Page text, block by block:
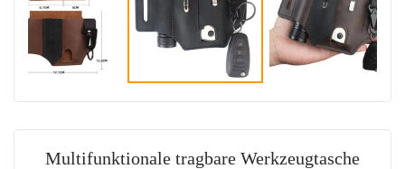
Multifunktionale tragbare Werkzeugtasche